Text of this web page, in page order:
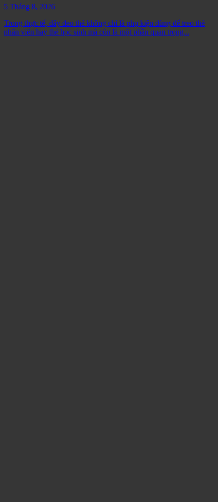
5 Tháng 8, 2026
Trong thực tế, dây đeo thẻ không chỉ là phụ kiện dùng để treo thẻ
nhân viên hay thẻ học sinh mà còn là một phần quan trọng...